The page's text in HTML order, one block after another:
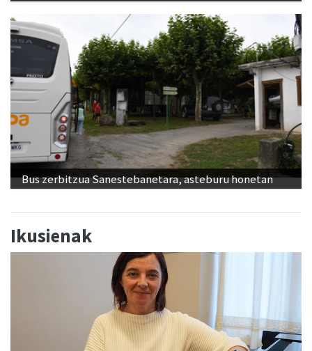
Bus zerbitzua Sanestebanetara, asteburu honetan
Ikusienak